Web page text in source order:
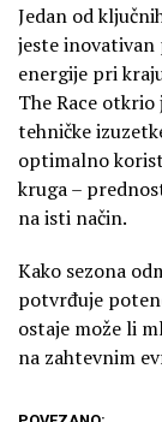
Jedan od
jeste
energije pri
The Race
tehničke
optimalno
kruga –
na isti način.
Kako sezona
potvrđuje
ostaje može li
na zahtevnim